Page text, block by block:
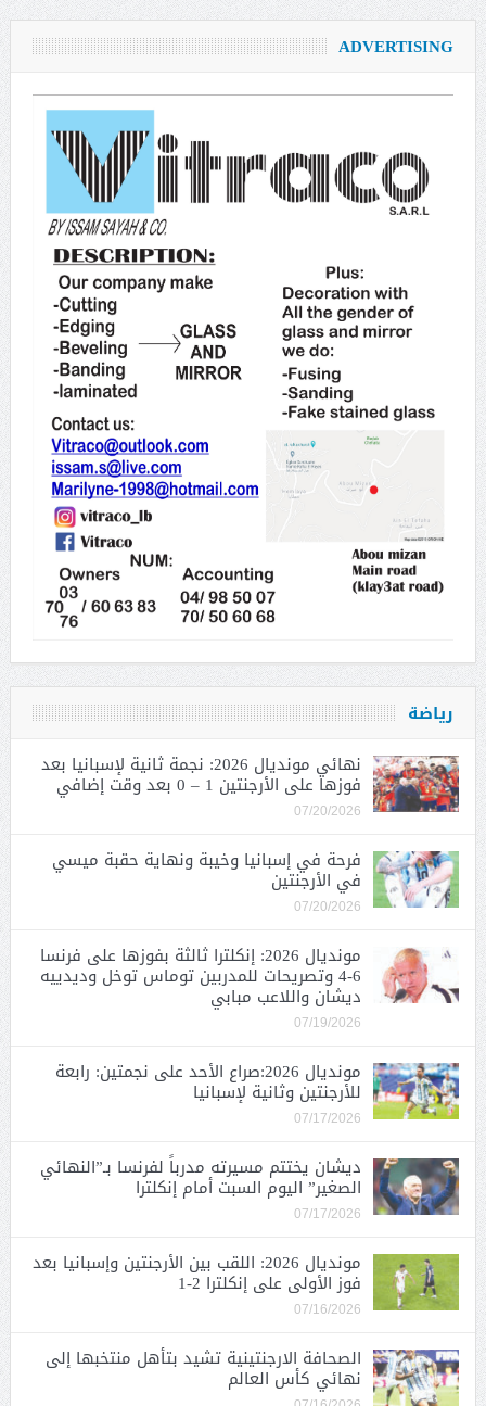
ADVERTISING
رياضة
نهائي مونديال 2026: نجمة ثانية لإسبانيا بعد
فوزها على الأرجنتين 1 – 0 بعد وقت إضافي
07/20/2026
فرحة في إسبانيا وخيبة ونهاية حقبة ميسي
في الأرجنتين
07/20/2026
مونديال 2026: إنكلترا ثالثة بفوزها على فرنسا
6-4 وتصريحات للمدربين توماس توخل وديدييه
ديشان واللاعب مبابي
07/19/2026
مونديال 2026:صراع الأحد على نجمتين: رابعة
للأرجنتين وثانية لإسبانيا
07/17/2026
ديشان يختتم مسيرته مدرباً لفرنسا بـ”النهائي
الصغير” اليوم السبت أمام إنكلترا
07/17/2026
مونديال 2026: اللقب بين الأرجنتين وإسبانيا بعد
فوز الأولى على إنكلترا 2-1
07/16/2026
الصحافة الارجنتينية تشيد بتأهل منتخبها إلى
نهائي كأس العالم